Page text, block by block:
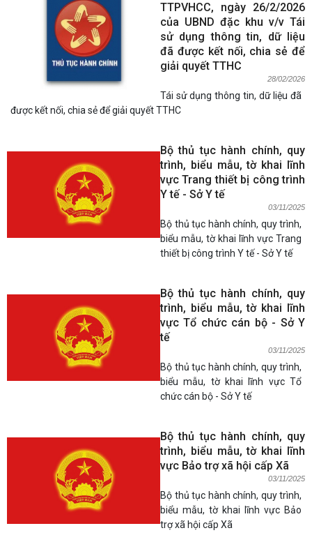
TTPVHCC, ngày 26/2/2026
của UBND đặc khu v/v Tái
sử dụng thông tin, dữ liệu
đã được kết nối, chia sẻ để
giải quyết TTHC
28/02/2026
Tái sử dụng thông tin, dữ liệu đã
được kết nối, chia sẻ để giải quyết TTHC
Bộ thủ tục hành chính, quy
trình, biểu mẫu, tờ khai lĩnh
vực Trang thiết bị công trình
Y tế - Sở Y tế
03/11/2025
Bộ thủ tục hành chính, quy trình,
biểu mẫu, tờ khai lĩnh vực Trang
thiết bị công trình Y tế - Sở Y tế
Bộ thủ tục hành chính, quy
trình, biểu mẫu, tờ khai lĩnh
vực Tổ chức cán bộ - Sở Y
tế
03/11/2025
Bộ thủ tục hành chính, quy trình,
biểu mẫu, tờ khai lĩnh vực Tổ
chức cán bộ - Sở Y tế
Bộ thủ tục hành chính, quy
trình, biểu mẫu, tờ khai lĩnh
vực Bảo trợ xã hội cấp Xã
03/11/2025
Bộ thủ tục hành chính, quy trình,
biểu mẫu, tờ khai lĩnh vực Bảo
trợ xã hội cấp Xã